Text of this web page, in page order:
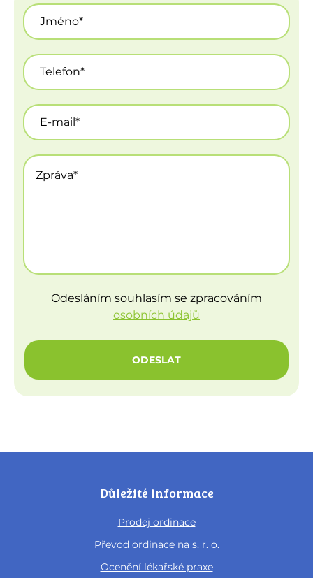
Odesláním souhlasím se zpracováním
osobních údajů
ODESLAT
Důležité informace
Prodej ordinace
Převod ordinace na s. r. o.
Ocenění lékařské praxe